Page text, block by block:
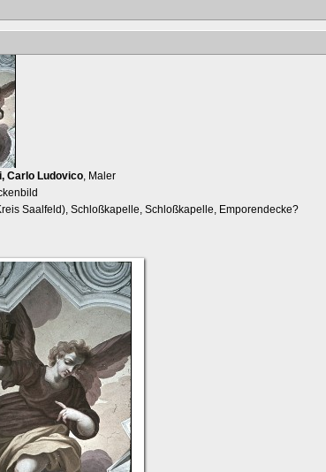
Carlo Ludovico, Maler
Saalfeld), Schloßkapelle, Schloßkapelle, Emporendecke?